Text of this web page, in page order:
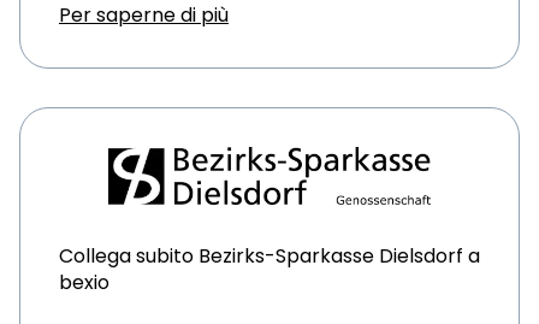
Per saperne di più
Collega subito Bezirks-Sparkasse Dielsdorf a
bexio